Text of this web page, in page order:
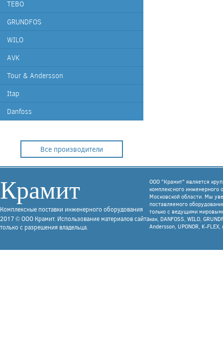
TEBO
GRUNDFOS
WILO
AVK
Tour & Andersson
Itap
Danfoss
Все производители
Крамит
Комплексные поставки инженерного оборудования
2017 © ООО Крамит. Использование материалов сайта
только с разрешения владельца.
ООО "Крамит" является
комплексного инженерного
Московской области. Мы
поставляемого
только с ведущими
как, DANFOSS, WILO,
Andersson, UPONOR, K-